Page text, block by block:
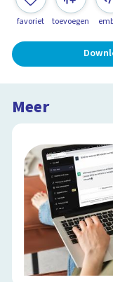
favoriet toevoegen
Meer